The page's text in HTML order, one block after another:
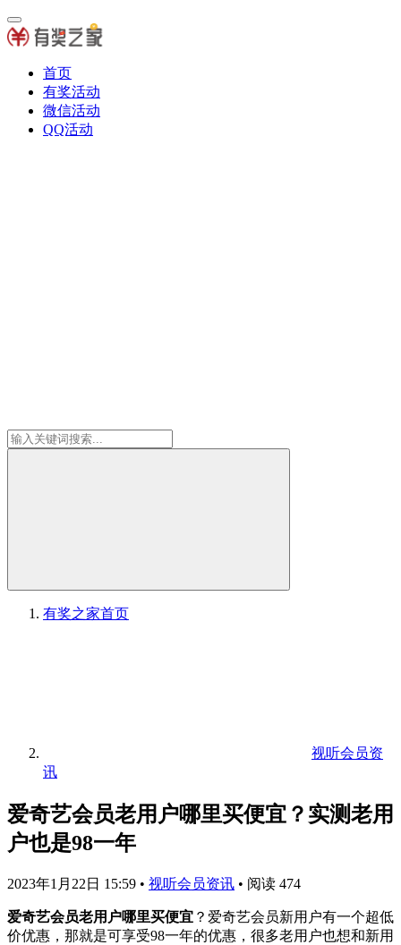
首页
有奖活动
微信活动
QQ活动
有奖之家首页
视听会员资
讯
爱奇艺会员老用户哪里买便宜？实测老用
户也是98一年
2023年1月22日 15:59 • 视听会员资讯 • 阅读 474
爱奇艺会员老用户哪里买便宜 ？爱奇艺会员新用户有一个超低
价优惠，那就是可享受98一年的优惠，很多老用户也想和新用